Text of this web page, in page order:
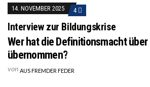
14. NOVEMBER 2025 4
Interview zur Bildungskrise
Wer hat die Definitionsmacht
übernommen?
von AUS FREMDER FEDER